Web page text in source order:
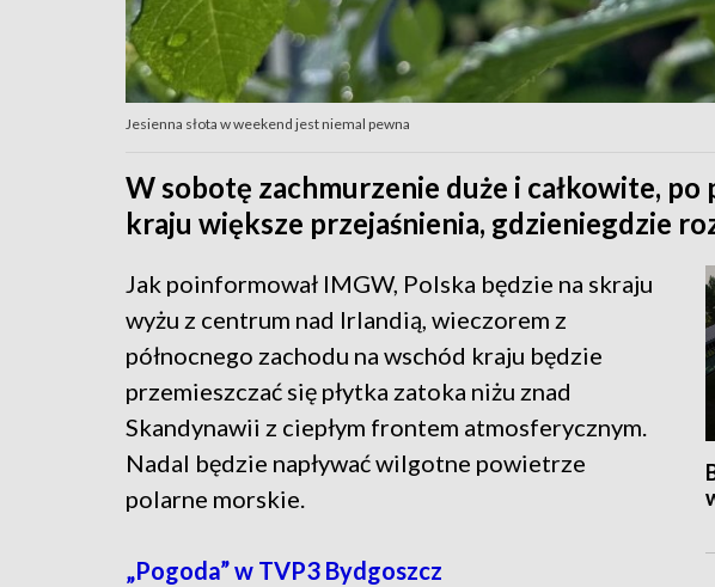
Jesienna słota w weekend jest niemal pewna
W sobotę zachmurzenie duże i całkowite, po
kraju większe przejaśnienia, gdzieniegdzie
Jak poinformował IMGW, Polska będzie na skraju
wyżu z centrum nad Irlandią, wieczorem z
północnego zachodu na wschód kraju będzie
przemieszczać się płytka zatoka niżu znad
Skandynawii z ciepłym frontem atmosferycznym.
Nadal będzie napływać wilgotne powietrze
polarne morskie.
„Pogoda” w TVP3 Bydgoszcz